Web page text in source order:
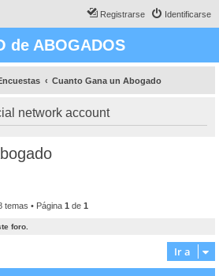
Identificarse
Registrarse
de ABOGADOS
Cuanto Gana un Abogado
network account
temas • Página 1 de 1
foro.
Ir a